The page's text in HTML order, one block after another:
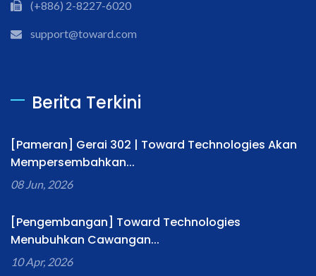
(+886) 2-8227-6020
support@toward.com
Berita Terkini
[Pameran] Gerai 302 | Toward Technologies Akan
Mempersembahkan...
08 Jun, 2026
[Pengembangan] Toward Technologies
Menubuhkan Cawangan...
10 Apr, 2026